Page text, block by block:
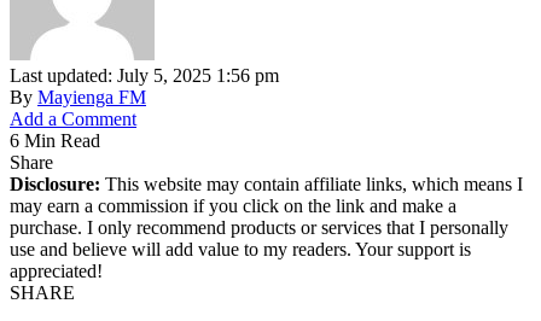
Last updated: July 5, 2025 1:56 pm
By Mayienga FM
Add a Comment
6 Min Read
Share
Disclosure: This website may contain affiliate links, which means I
may earn a commission if you click on the link and make a
purchase. I only recommend products or services that I personally
use and believe will add value to my readers. Your support is
appreciated!
SHARE